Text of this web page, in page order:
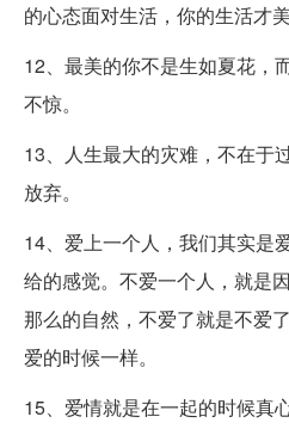
的心态面对生活，你的生活才美
12、最美的你不是生如夏花，
不惊。
13、人生最大的灾难，不在于
放弃。
14、爱上一个人，我们其实是
给的感觉。不爱一个人，就是
那么的自然，不爱了就是不爱
爱的时候一样。
15、爱情就是在一起的时候真